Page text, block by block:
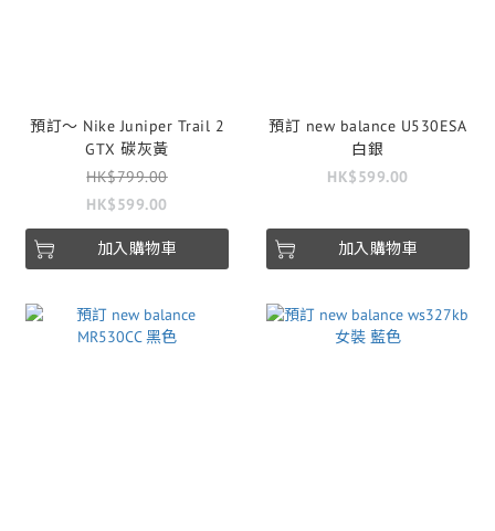
預訂～ Nike Juniper Trail 2
GTX 碳灰黃
HK$799.00
HK$599.00
加入購物車
預訂 new balance U530ESA
白銀
HK$599.00
加入購物車